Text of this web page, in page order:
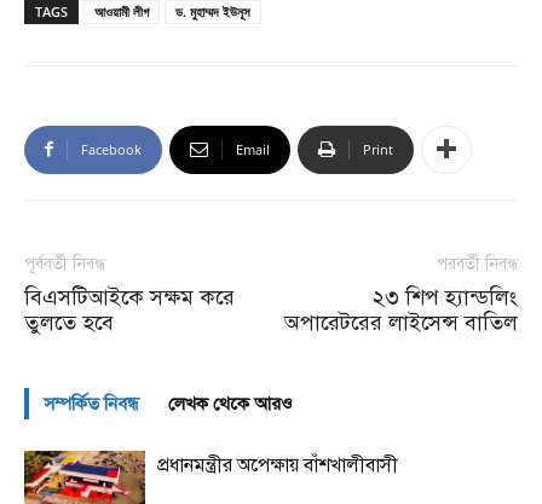
TAGS আওয়ামী লীগ ড. মুহাম্মদ ইউনূস
Facebook Email Print
পূর্ববর্তী নিবন্ধ
বিএসটিআইকে সক্ষম করে
তুলতে হবে
পরবর্তী নিবন্ধ
২৩ শিপ হ্যান্ডলিং
অপারেটরের লাইসেন্স বাতিল
সম্পর্কিত নিবন্ধ লেখক থেকে আরও
প্রধানমন্ত্রীর অপেক্ষায় বাঁশখালীবাসী